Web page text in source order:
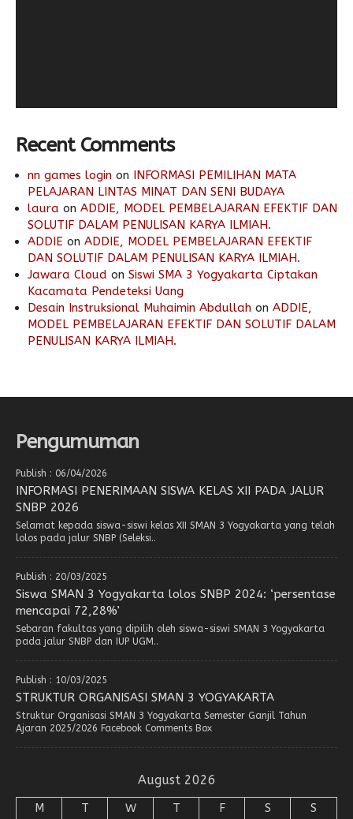
Recent Comments
nn games login on INFORMASI PEMILIHAN MATA
PELAJARAN LINTAS MINAT DAN SENI BUDAYA
laura on ADDIE, MODEL PEMBELAJARAN EFEKTIF DAN
SOLUTIF DALAM PENULISAN KARYA ILMIAH.
ADDIE on ADDIE, MODEL PEMBELAJARAN EFEKTIF
DAN SOLUTIF DALAM PENULISAN KARYA ILMIAH.
Jawara Cloud on Siswi SMA 3 Yogyakarta Ciptakan
Kacamata Pendeteksi Uang
Desain Instruksional Muhaimin Abdullah on ADDIE,
MODEL PEMBELAJARAN EFEKTIF DAN SOLUTIF DALAM
PENULISAN KARYA ILMIAH.
Pengumuman
Publish : 06/04/2026
INFORMASI PENERIMAAN SISWA KELAS XII PADA JALUR
SNBP 2026
Selamat kepada siswa-siswi kelas XII SMAN 3 Yogyakarta yang telah
lolos pada jalur SNBP (Seleksi..
Publish : 20/03/2025
Siswa SMAN 3 Yogyakarta lolos SNBP 2024: ‘persentase
mencapai 72,28%’
Sebaran fakultas yang dipilih oleh siswa-siswi SMAN 3 Yogyakarta
pada jalur SNBP dan IUP UGM..
Publish : 10/03/2025
STRUKTUR ORGANISASI SMAN 3 YOGYAKARTA
Struktur Organisasi SMAN 3 Yogyakarta Semester Ganjil Tahun
Ajaran 2025/2026 Facebook Comments Box
August 2026
M T W T F S S